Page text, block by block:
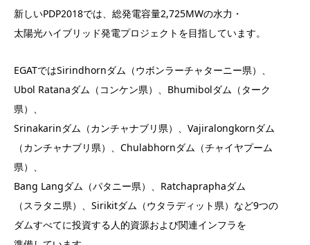
新しいPDP2018では、総発電容量2,725MWの水力・
太陽光ハイブリッド発電プロジェクトを目指しています。
EGATではSirindhornダム（ウボンラーチャターニー県）、
Ubol Ratanaダム（コンケン県）、Bhumibolダム（ターク
県）、
Srinakarinダム（カンチャナブリ県）、Vajiralongkornダム
（カンチャナブリ県）、Chulabhornダム（チャイヤプーム
県）、
Bang Langダム（パタニー県）、Ratchapraphaダム
（スラタニ県）、Sirikitダム（ウタラディット県）など9つの
ダムすべてに投資する人的資源および関連インフラを